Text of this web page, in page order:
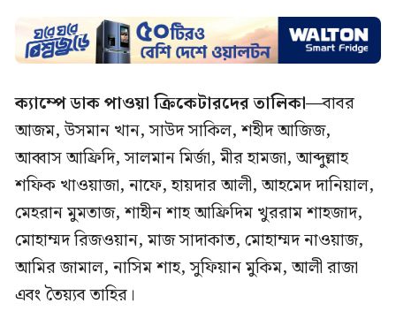
ক্যাম্পে ডাক পাওয়া ক্রিকেটারদের তালিকা—বাবর
আজম, উসমান খান, সাউদ সাকিল, শহীদ আজিজ,
আব্বাস আফ্রিদি, সালমান মির্জা, মীর হামজা, আব্দুল্লাহ
শফিক খাওয়াজা, নাফে, হায়দার আলী, আহমেদ দানিয়াল,
মেহরান মুমতাজ, শাহীন শাহ আফ্রিদিম খুররাম শাহজাদ,
মোহাম্মদ রিজওয়ান, মাজ সাদাকাত, মোহাম্মদ নাওয়াজ,
আমির জামাল, নাসিম শাহ, সুফিয়ান মুকিম, আলী রাজা
এবং তৈয়্যব তাহির।